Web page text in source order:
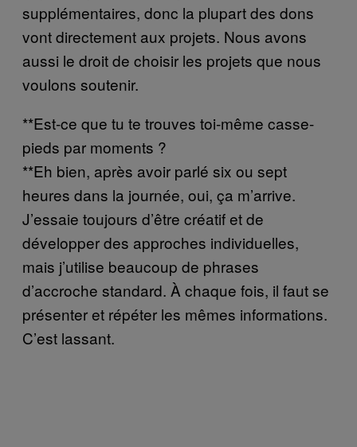
supplémentaires, donc la plupart des dons
vont directement aux projets. Nous avons
aussi le droit de choisir les projets que nous
voulons soutenir.
**Est-ce que tu te trouves toi-même casse-
pieds par moments ?
**Eh bien, après avoir parlé six ou sept
heures dans la journée, oui, ça m’arrive.
J’essaie toujours d’être créatif et de
développer des approches individuelles,
mais j’utilise beaucoup de phrases
d’accroche standard. À chaque fois, il faut se
présenter et répéter les mêmes informations.
C’est lassant.